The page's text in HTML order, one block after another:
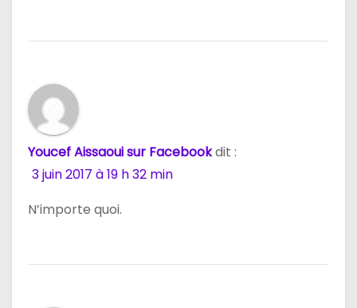
Youcef Aissaoui sur Facebookdit :
3 juin 2017 à 19 h 32 min
N’importe quoi.